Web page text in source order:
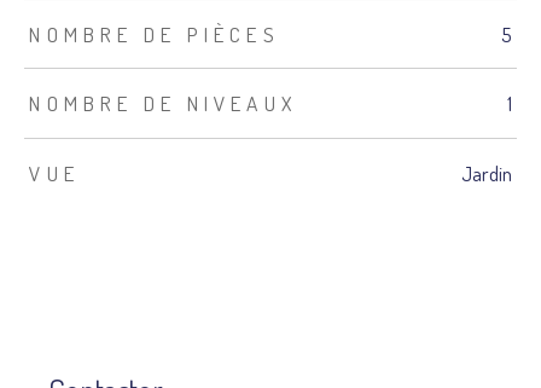
NOMBRE DE PIÈCES 5
NOMBRE DE NIVEAUX 1
VUE Jardin